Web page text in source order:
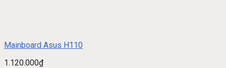
Mainboard Asus H110
1.120.000₫